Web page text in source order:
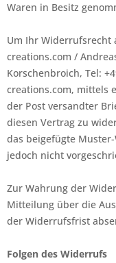
Waren in Besitz
Um Ihr Widerrufsrecht
creations.com /
Korschenbroich, Tel:
creations.com, mittels
der Post versandter
diesen Vertrag zu
das beigefügte
jedoch nicht
Zur Wahrung der
Mitteilung über die
der Widerrufsfrist
Folgen des Widerrufs